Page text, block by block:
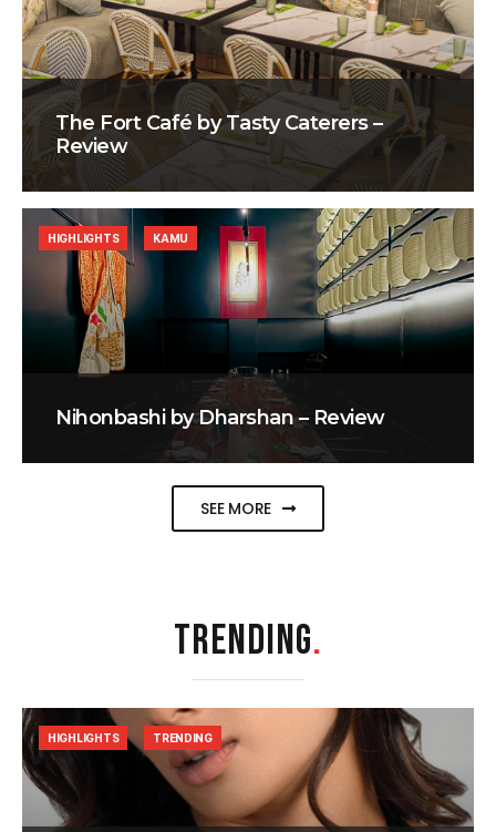
The Fort Café by Tasty Caterers –
Review
Nihonbashi by Dharshan – Review
HIGHLIGHTS KAMU
SEE MORE
TRENDING.
HIGHLIGHTS TRENDING